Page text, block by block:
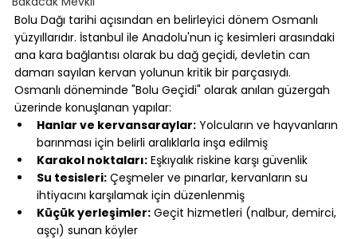
Bolu Dağı tarihi açısından en belirleyici dönem Osmanlı
yüzyıllarıdır. İstanbul ile Anadolu'nun iç kesimleri arasındaki
ana kara bağlantısı olarak bu dağ geçidi, devletin can
damarı sayılan kervan yolunun kritik bir parçasıydı.
Osmanlı döneminde "Bolu Geçidi" olarak anılan güzergah
üzerinde konuşlanan yapılar:
Hanlar ve kervansaraylar: Yolcuların ve hayvanların
barınması için belirli aralıklarla inşa edilmiş
Karakol noktaları: Eşkıyalık riskine karşı güvenlik
Su tesisleri: Çeşmeler ve pınarlar, kervanların su
ihtiyacını karşılamak için düzenlenmiş
Küçük yerleşimler: Geçit hizmetleri (nalbur, demirci,
aşçı) sunan köyler